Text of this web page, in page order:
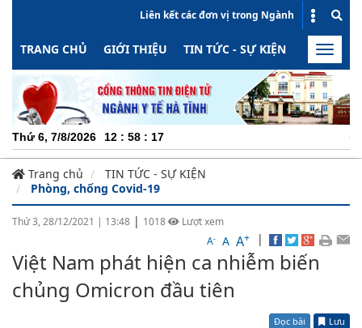
Liên kết các đơn vị trong Ngành
TRANG CHỦ GIỚI THIỆU TIN TỨC - SỰ KIỆN HOẠT
Toggle
Thứ 6, 7/8/2026 12 : 58 : 17
Trang chủ
TIN TỨC - SỰ KIỆN
Phòng, chống Covid-19
Thứ 3, 28/12/2021 | 13:48 | 1018
Lượt xem
A- A A+ |
Việt Nam phát hiện ca nhiễm biến
chủng Omicron đầu tiên
Đọc bài Lưu